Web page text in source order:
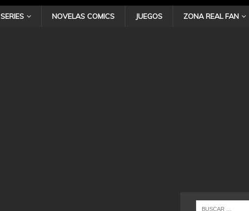
SERIES NOVELAS COMICS JUEGOS ZONA REAL FAN